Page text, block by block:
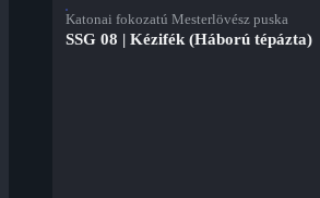
Katonai fokozatú Mesterlövész puska
SSG 08 | Kézifék (Háború tépázta)